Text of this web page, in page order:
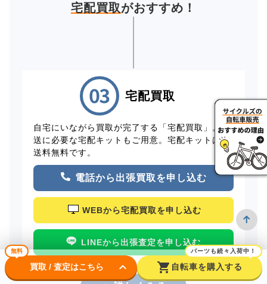
宅配買取がおすすめ！
宅配買取
自宅にいながら買取が完了する「宅配買取」。配
送に必要な宅配キットもご用意。宅配キットは配
送料無料です。
電話から出張買取を申し込む
WEBから宅配買取を申し込む
LINEから出張査定を申し込む
無料
買取 / 査定はこちら keyboard_arrow_down shopping_cart
パーツも続々入荷中！
自転車を購入する